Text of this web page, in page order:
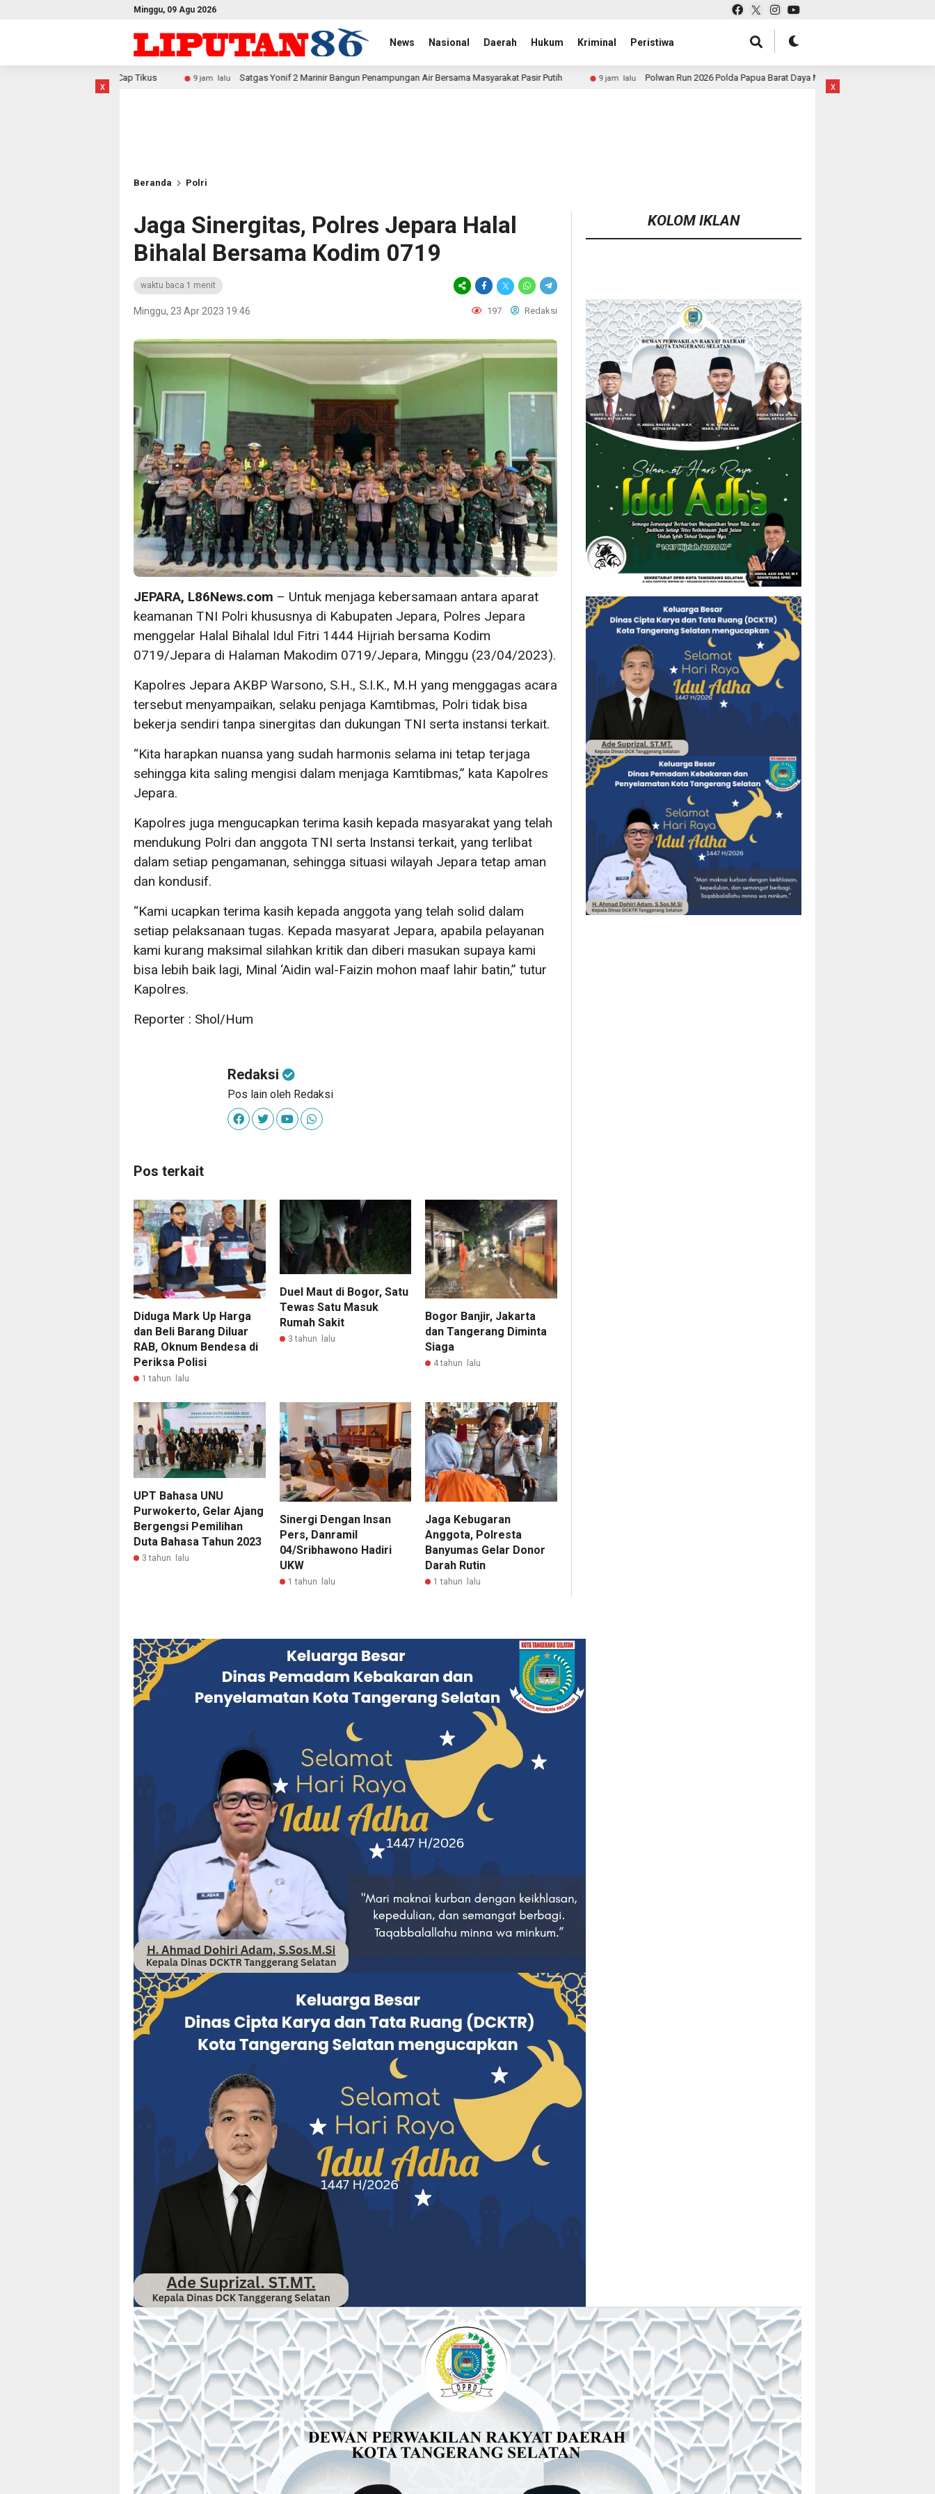
Minggu, 09 Agu 2026
News Nasional Daerah Hukum Kriminal Peristiwa
x
9 jam lalu Satgas Yonif 2 Marinir Bangun Penampungan Air Bersama Masyarakat Pasir Putih 9 jam lalu Polwan Run 2026 Polda Papua Barat Daya Meriah, Pererat Kebersamaan Polri dan Masyarakat
Beranda Polri
Jaga Sinergitas, Polres Jepara Halal
Bihalal Bersama Kodim 0719
waktu baca 1 menit
Minggu, 23 Apr 2023 19:46 197 Redaksi
JEPARA, L86News.com – Untuk menjaga kebersamaan antara aparat
keamanan TNI Polri khususnya di Kabupaten Jepara, Polres Jepara
menggelar Halal Bihalal Idul Fitri 1444 Hijriah bersama Kodim
0719/Jepara di Halaman Makodim 0719/Jepara, Minggu (23/04/2023).
Kapolres Jepara AKBP Warsono, S.H., S.I.K., M.H yang menggagas acara
tersebut menyampaikan, selaku penjaga Kamtibmas, Polri tidak bisa
bekerja sendiri tanpa sinergitas dan dukungan TNI serta instansi terkait.
“Kita harapkan nuansa yang sudah harmonis selama ini tetap terjaga
sehingga kita saling mengisi dalam menjaga Kamtibmas,” kata Kapolres
Jepara.
Kapolres juga mengucapkan terima kasih kepada masyarakat yang telah
mendukung Polri dan anggota TNI serta Instansi terkait, yang terlibat
dalam setiap pengamanan, sehingga situasi wilayah Jepara tetap aman
dan kondusif.
“Kami ucapkan terima kasih kepada anggota yang telah solid dalam
setiap pelaksanaan tugas. Kepada masyarat Jepara, apabila pelayanan
kami kurang maksimal silahkan kritik dan diberi masukan supaya kami
bisa lebih baik lagi, Minal ‘Aidin wal-Faizin mohon maaf lahir batin,” tutur
Kapolres.
Reporter : Shol/Hum
Redaksi
Pos lain oleh Redaksi
Pos terkait
Diduga Mark Up Harga
dan Beli Barang Diluar
RAB, Oknum Bendesa di
Periksa Polisi
1 tahun lalu
Duel Maut di Bogor, Satu
Tewas Satu Masuk
Rumah Sakit
3 tahun lalu
Bogor Banjir, Jakarta
dan Tangerang Diminta
Siaga
4 tahun lalu
UPT Bahasa UNU
Purwokerto, Gelar Ajang
Bergengsi Pemilihan
Duta Bahasa Tahun 2023
3 tahun lalu
Sinergi Dengan Insan
Pers, Danramil
04/Sribhawono Hadiri
UKW
1 tahun lalu
Jaga Kebugaran
Anggota, Polresta
Banyumas Gelar Donor
Darah Rutin
1 tahun lalu
KOLOM IKLAN
x